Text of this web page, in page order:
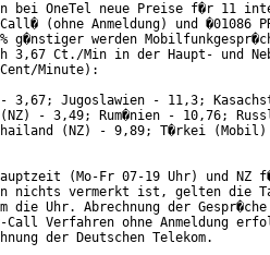
bei OneTel neue Preise f�r 11
(ohne Anmeldung) und �01086
g�nstiger werden
3,67 Ct./Min in der Haupt- und
Minute):
Jugoslawien - 11,3;
- 3,49; Rum�nien - 10,76;
(NZ) - 9,89; T�rkei
(Mo-Fr 07-19 Uhr) und NZ
nichts vermerkt ist, gelten die
die Uhr. Abrechnung der
Call Verfahren ohne Anmeldung
der Deutschen Telekom.